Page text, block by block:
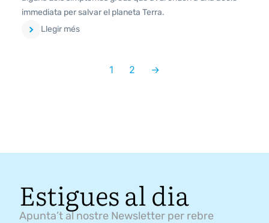
immediata per salvar el planeta Terra.
Llegir més
1 2 →
Estigues al dia
Apunta’t al nostre Newsletter per rebre